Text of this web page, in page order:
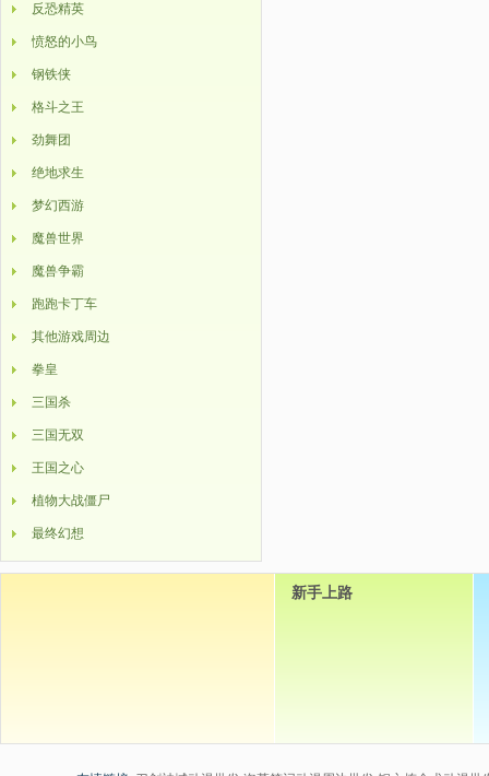
反恐精英
愤怒的小鸟
钢铁侠
格斗之王
劲舞团
绝地求生
梦幻西游
魔兽世界
魔兽争霸
跑跑卡丁车
其他游戏周边
拳皇
三国杀
三国无双
王国之心
植物大战僵尸
最终幻想
新手上路